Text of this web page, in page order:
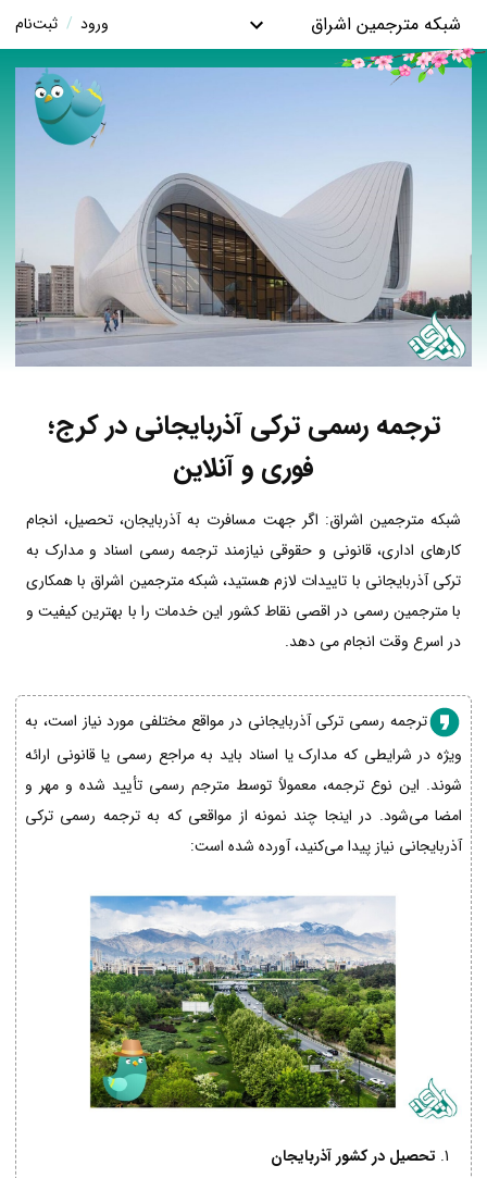
شبکه مترجمین اشراق ورود / ثبت‌نام
ترجمه رسمی ترکی آذربایجانی در کرج؛
فوری و آنلاین
شبکه مترجمین اشراق: اگر جهت مسافرت به آذربایجان، تحصیل، انجام
کارهای اداری، قانونی و حقوقی نیازمند ترجمه رسمی اسناد و مدارک به
ترکی آذربایجانی با تاییدات لازم هستید، شبکه مترجمین اشراق با همکاری
با مترجمین رسمی در اقصی نقاط کشور این خدمات را با بهترین کیفیت و
در اسرع وقت انجام می دهد.
ترجمه رسمی ترکی آذربایجانی در مواقع مختلفی مورد نیاز است، به
ویژه در شرایطی که مدارک یا اسناد باید به مراجع رسمی یا قانونی ارائه
شوند. این نوع ترجمه، معمولاً توسط مترجم رسمی تأیید شده و مهر و
امضا می‌شود. در اینجا چند نمونه از مواقعی که به ترجمه رسمی ترکی
آذربایجانی نیاز پیدا می‌کنید، آورده شده است:
تحصیل در کشور آذربایجان